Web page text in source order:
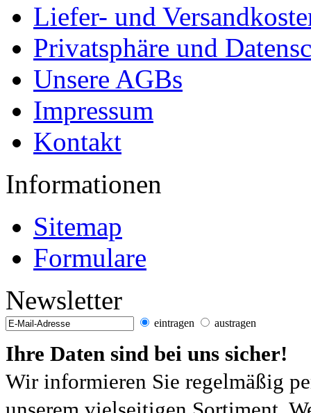
Liefer- und
Privatsphäre und
Unsere AGBs
Impressum
Kontakt
Informationen
Sitemap
Formulare
Newsletter
eintragen austragen
Ihre Daten sind bei uns sicher!
Wir informieren Sie regelmäßig